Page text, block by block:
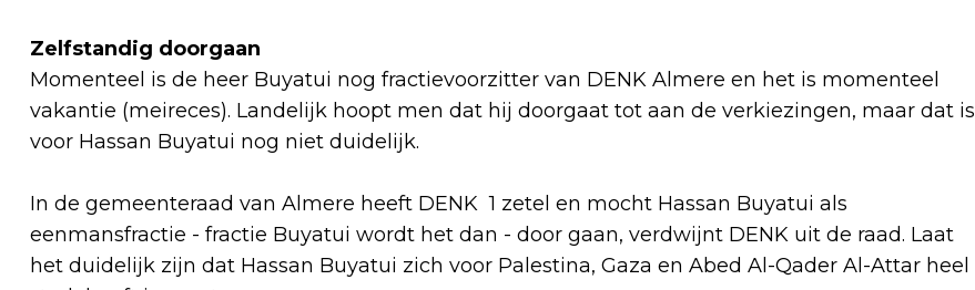
Zelfstandig doorgaan
Momenteel is de heer Buyatui nog fractievoorzitter van DENK Almere en het is momenteel
vakantie (meireces). Landelijk hoopt men dat hij doorgaat tot aan de verkiezingen, maar dat is
voor Hassan Buyatui nog niet duidelijk.
In de gemeenteraad van Almere heeft DENK 1 zetel en mocht Hassan Buyatui als
eenmansfractie - fractie Buyatui wordt het dan - door gaan, verdwijnt DENK uit de raad. Laat
het duidelijk zijn dat Hassan Buyatui zich voor Palestina, Gaza en Abed Al-Qader Al-Attar heel